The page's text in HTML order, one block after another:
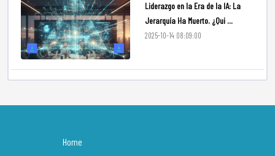
Liderazgo en la Era de la IA: La
Jerarquía Ha Muerto. ¿Qui ...
2025-10-14 08:09:00
Home